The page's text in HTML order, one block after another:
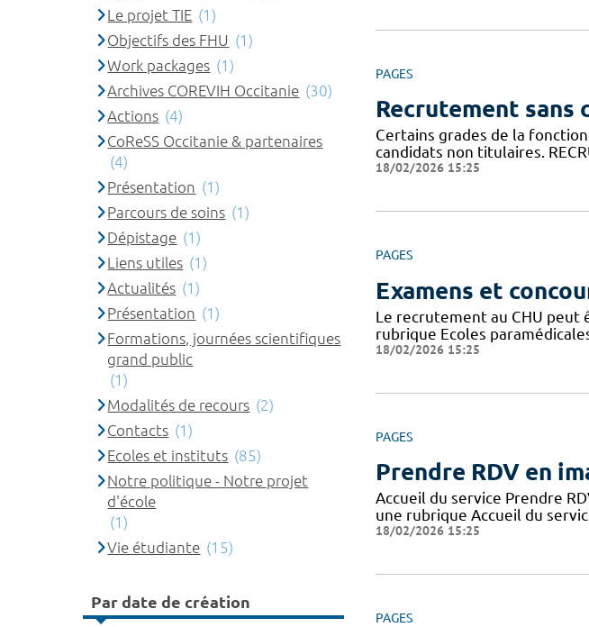
PAGES
Recrutement sans
Certains grades de la
candidats non titulaires.
18/02/2026 15:25
PAGES
Examens et
Le recrutement au CHU peut
rubrique Ecoles
18/02/2026 15:25
PAGES
Prendre RDV en
Accueil du service Prendre
une rubrique Accueil du
18/02/2026 15:25
PAGES
Le projet TIE (1)
Objectifs des FHU (1)
Work packages (1)
Archives COREVIH Occitanie (30)
Actions (4)
CoReSS Occitanie & partenaires
(4)
Présentation (1)
Parcours de soins (1)
Dépistage (1)
Liens utiles (1)
Actualités (1)
Présentation (1)
Formations, journées scientifiques
grand public
(1)
Modalités de recours (2)
Contacts (1)
Ecoles et instituts (85)
Notre politique - Notre projet
d'école
(1)
Vie étudiante (15)
Par date de création